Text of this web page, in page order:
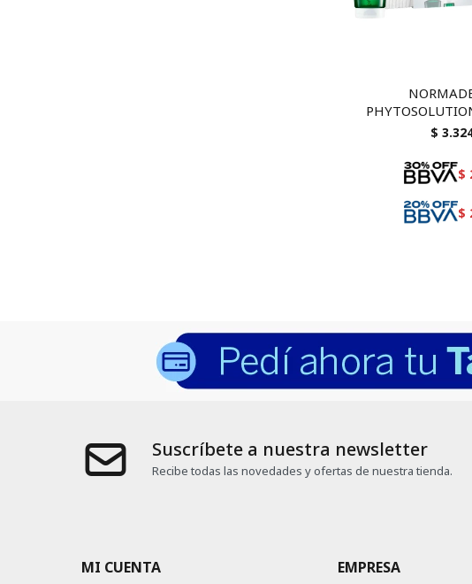
NORMADERM
$
$
$
Suscríbete a nuestra newsletter
Recibe todas las novedades y ofertas de nuestra tienda.
MI CUENTA EMPRESA